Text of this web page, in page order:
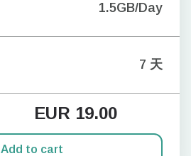
1.5GB/Day
7 天
EUR 19.00
Add to cart